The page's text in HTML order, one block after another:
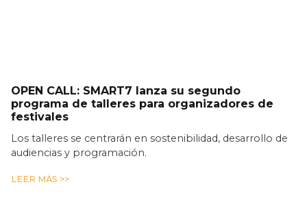
OPEN CALL: SMART7 lanza su segundo
programa de talleres para organizadores de
festivales
Los talleres se centrarán en sostenibilidad, desarrollo de
audiencias y programación.
LEER MÁS >>